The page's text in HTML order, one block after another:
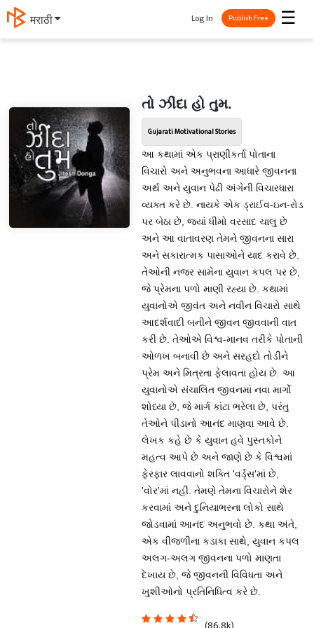
मराठी ☰
Log In Publish Free
તો ઝીંદા હો તુમ.
Gujarati Motivational Stories
આ કથામાં એક પ્રાણીકર્તા પોતાના
વિચારો અને અનુભવના આધારે જીવનના
અર્થ અને યુવાન પેઢી અંગેની વિચારધારા
વ્યક્ત કરે છે. નાયકે એક ડ્રાઈવ-ઇન-રોડ
પર બેઠા છે, જ્યાં ધીમો વરસાદ ચાલુ છે
અને આ વાતાવરણ તેમને જીવનના સારા
અને સકારાત્મક પાસાઓને યાદ કરાવે છે.
તેઓની નજર સામેના યુવાન કપલ પર છે,
જે પ્રેમના પળો માણી રહ્યા છે. કથામાં
યુવાનોએ જીવંત અને નવીન વિચારો સાથે
આદર્શવાદી બનીને જીવન જીવવાની વાત
કરી છે. તેઓએ વિશ્વ-માનવ તરીકે પોતાની
ઓળખ બનાવી છે અને સરહદો તોડીને
પ્રેમ અને મિત્રતા ફેલાવતા હોય છે. આ
યુવાનોએ સંચાલિત જીવનમાં નવા માર્ગો
શોધ્યા છે, જે માર્ગ કાંટા ભરેલા છે, પરંતુ
તેઓને પીડાનો આનંદ માણવા આવે છે.
લેખક કહે છે કે યુવાન હવે પુસ્તકોને
મહત્વ આપે છે અને જાણે છે કે વિશ્વમાં
ફેરફાર લાવવાનો શક્તિ 'વર્ડ્સ'માં છે,
'વોર'માં નહીં. તેમણે તેમના વિચારોને શેર
કરવામાં અને દુનિયાભરના લોકો સાથે
જોડવામાં આનંદ અનુભવો છે. કથા અંતે,
એક વીજળીના કડાકા સાથે, યુવાન કપલ
અલગ-અલગ જીવનના પળો માણતા
દેખાય છે, જે જીવનની વિવિધતા અને
ખુશીઓનો પ્રતિનિધિત્વ કરે છે.